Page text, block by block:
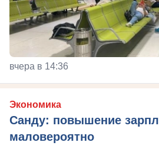
вчера в 14:36
Экономика
Санду: повышение
маловероятно